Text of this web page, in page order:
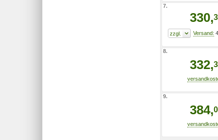
7.
330,
8.
332,
9.
384,